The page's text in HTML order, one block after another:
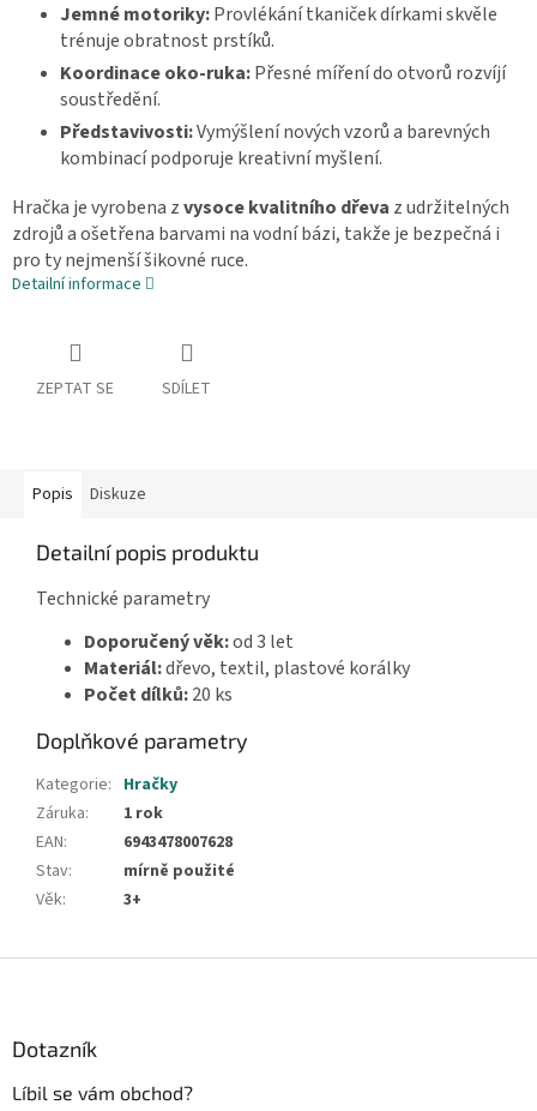
Jemné motoriky:Provlékání tkaniček dírkami skvěle
trénuje obratnost prstíků.
Koordinace oko-ruka:Přesné míření do otvorů rozvíjí
soustředění.
Představivosti:Vymýšlení nových vzorů a barevných
kombinací podporuje kreativní myšlení.
Hračka je vyrobena zvysoce kvalitního dřeva z udržitelných
zdrojů a ošetřena barvami na vodní bázi, takže je bezpečná i
pro ty nejmenší šikovné ruce.
Detailní informace
ZEPTAT SE SDÍLET
Popis Diskuze
Detailní popis produktu
Technické parametry
Doporučený věk:od 3 let
Materiál:dřevo, textil, plastové korálky
Počet dílků:20 ks
Doplňkové parametry
Kategorie: Hračky
Záruka:
1 rok
EAN:
6943478007628
Stav:
mírně použité
Věk: 3+
Dotazník
Líbil se vám obchod?